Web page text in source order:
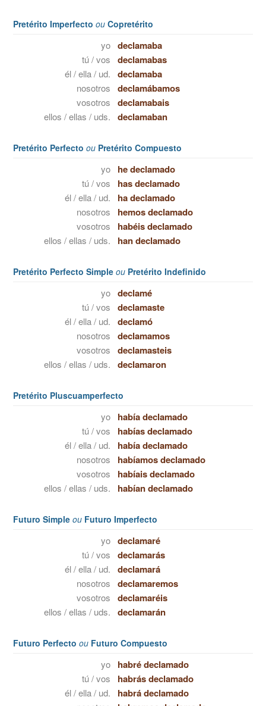
Pretérito Imperfecto ou Copretérito
yo declamaba
tú / vos declamabas
él / ella / ud. declamaba
nosotros declamábamos
vosotros declamabais
ellos / ellas / uds. declamaban
Pretérito Perfecto ou Pretérito Compuesto
yo he declamado
tú / vos has declamado
él / ella / ud. ha declamado
nosotros hemos declamado
vosotros habéis declamado
ellos / ellas / uds. han declamado
Pretérito Perfecto Simple ou Pretérito Indefinido
yo declamé
tú / vos declamaste
él / ella / ud. declamó
nosotros declamamos
vosotros declamasteis
ellos / ellas / uds. declamaron
Pretérito Pluscuamperfecto
yo había declamado
tú / vos habías declamado
él / ella / ud. había declamado
nosotros habíamos declamado
vosotros habíais declamado
ellos / ellas / uds. habían declamado
Futuro Simple ou Futuro Imperfecto
yo declamaré
tú / vos declamarás
él / ella / ud. declamará
nosotros declamaremos
vosotros declamaréis
ellos / ellas / uds. declamarán
Futuro Perfecto ou Futuro Compuesto
yo habré declamado
tú / vos habrás declamado
él / ella / ud. habrá declamado